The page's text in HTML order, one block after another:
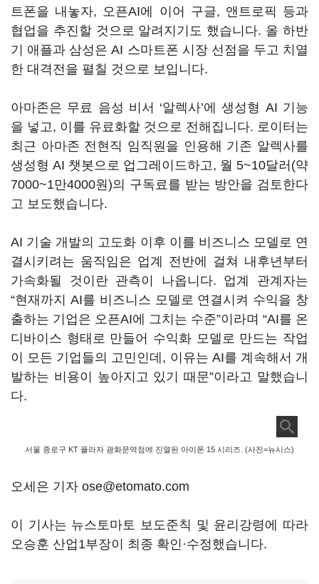
트폰을 내놓자, 오픈AI에 이어 구글, 앤트로픽 등과
협업을 추진할 것으로 알려지기도 했습니다. 올 하반
기 애플과 삼성은 AI 스마트폰 시장 선점을 두고 치열
한 대격전을 펼칠 것으로 보입니다.
아마존은 무료 음성 비서 ‘알렉사’에 생성형 AI 기능
을 넣고, 이를 유료화할 것으로 전해집니다. 로이터는
최근 아마존 전현직 임직원을 인용해 기존 알렉사를
생성형 AI 챗봇으로 업그레이드하고, 월 5~10달러(약
7000~1만4000원)의 구독료를 받는 방안을 검토한다
고 보도했습니다.
AI 기술 개발의 고도화 이후 이를 비즈니스 모델로 연
결시키려는 움직임은 업계 전반에 걸쳐 내후년부터
가속화될 것이란 관측이 나옵니다. 업계 관계자는
“현재까지 AI를 비즈니스 모델로 연결시켜 수익을 창
출하는 기업은 오픈AI에 그치는 수준”이라며 “AI를 온
디바이스 형태로 만들어 수익화 모델로 만드는 작업
이 모든 기업들의 고민인데, 이유는 AI를 계속해서 개
발하는 비용이 높아지고 있기 때문”이라고 말했습니
다.
서울 종로구 KT 플라자 광화문역점에 진열된 아이폰 15 시리즈. (사진=뉴시스)
오세은 기자 ose@etomato.com
이 기사는 뉴스토마토 보도준칙 및 윤리강령에 따라
오승훈 산업1부장이 최종 확인·수정했습니다.